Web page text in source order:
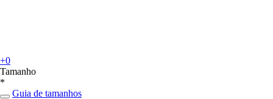
+0
Tamanho
*
Guia de tamanhos